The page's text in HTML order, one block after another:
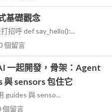
基礎觀念
招呼 def say_hello():...
個留言
一起開發，骨架：Agent
與 sensors 包住它
guides 與 senso...
個留言